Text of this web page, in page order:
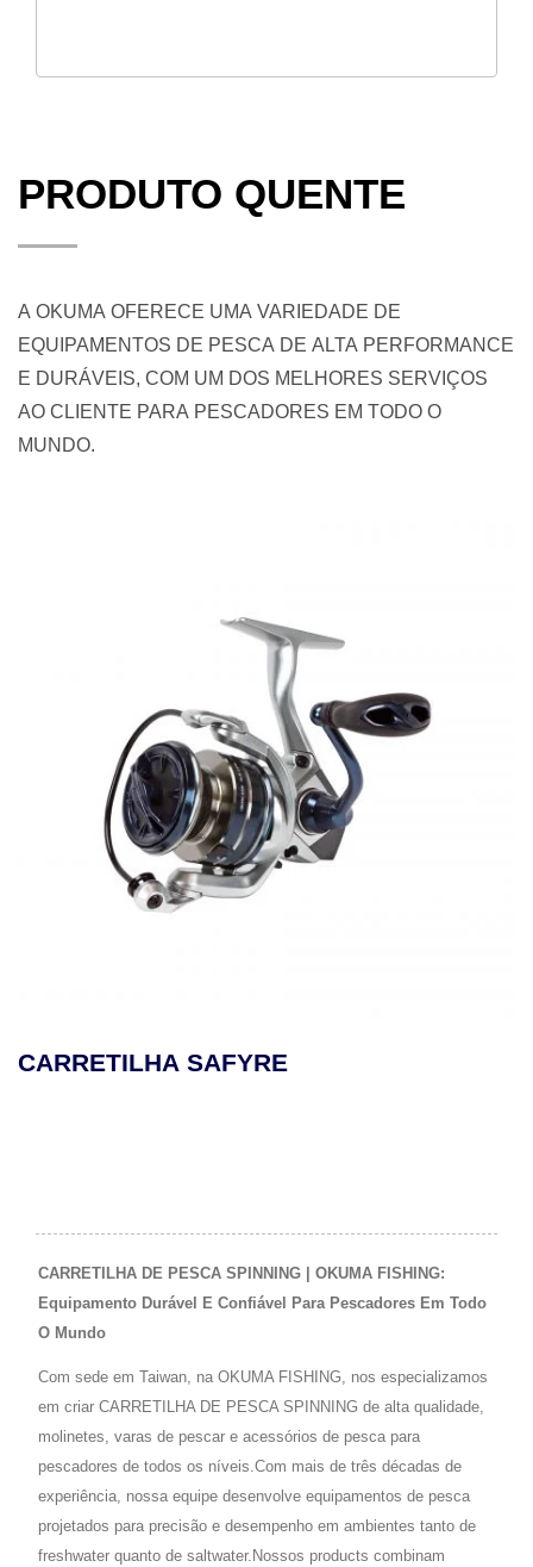
PRODUTO QUENTE
A OKUMA OFERECE UMA VARIEDADE DE
EQUIPAMENTOS DE PESCA DE ALTA PERFORMANCE
E DURÁVEIS, COM UM DOS MELHORES SERVIÇOS
AO CLIENTE PARA PESCADORES EM TODO O
MUNDO.
CARRETILHA SAFYRE
CARRETILHA DE PESCA SPINNING | OKUMA FISHING:
Equipamento Durável E Confiável Para Pescadores Em Todo
O Mundo
Com sede em Taiwan, na OKUMA FISHING, nos especializamos
em criar CARRETILHA DE PESCA SPINNING de alta qualidade,
molinetes, varas de pescar e acessórios de pesca para
pescadores de todos os níveis.Com mais de três décadas de
experiência, nossa equipe desenvolve equipamentos de pesca
projetados para precisão e desempenho em ambientes tanto de
freshwater quanto de saltwater.Nossos products combinam